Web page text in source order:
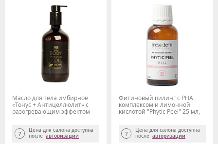
Масло для тела имбирное
«Тонус + Антицеллюлит» с
разогревающим эффектом
Цена для салона доступна
после авторизации
Фитиновый пилинг с РНА
комплексом и лимонной
кислотой "Phytic Peel" 25 мл,
Цена для салона доступна
после авторизации